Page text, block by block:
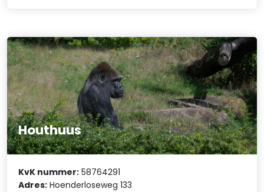
Houthuus
KvK nummer: 58764291
Adres: Hoenderloseweg 133